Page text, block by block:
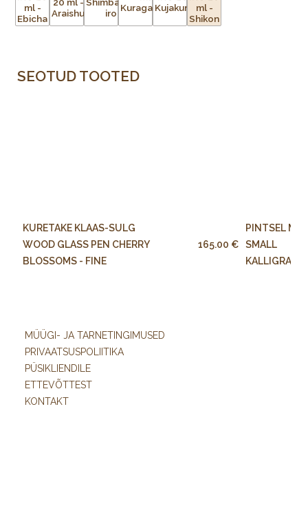
SEOTUD TOOTED
KURETAKE KLAAS-SULG
WOOD GLASS PEN CHERRY
BLOSSOMS - FINE
165.00 €
PINTSEL
SMALL
MÜÜGI- JA TARNETINGIMUSED
PRIVAATSUSPOLIITIKA
PÜSIKLIENDILE
ETTEVÕTTEST
KONTAKT